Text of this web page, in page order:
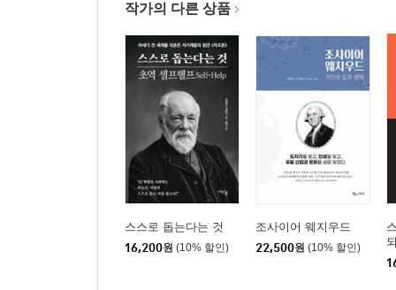
작가의 다른 상품
스스로 돕는다는 것
16,200원 (10% 할인)
조사이어 웨지우드
22,500원 (10% 할인)